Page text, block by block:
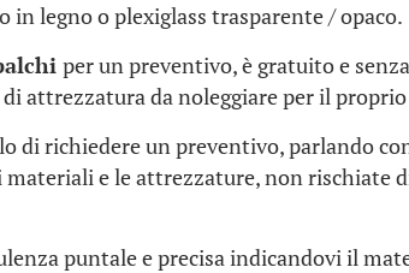
in legno o plexiglass trasparente / opaco.
per un preventivo, è gratuito e
attrezzatura da noleggiare per il
di richiedere un preventivo, parlando
e le attrezzature, non rischiate
puntale e precisa indicandovi il